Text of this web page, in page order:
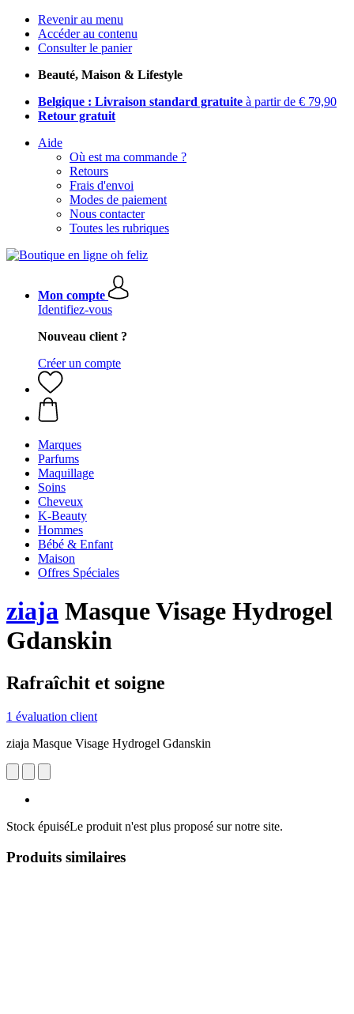
Revenir au menu
Accéder au contenu
Consulter le panier
Beauté, Maison & Lifestyle
Belgique : Livraison standard gratuite à partir de € 79,90
Retour gratuit
Aide
Où est ma commande ?
Retours
Frais d'envoi
Modes de paiement
Nous contacter
Toutes les rubriques
Mon compte
Identifiez-vous
Nouveau client ?
Créer un compte
Marques
Parfums
Maquillage
Soins
Cheveux
K-Beauty
Hommes
Bébé & Enfant
Maison
Offres Spéciales
ziaja Masque Visage Hydrogel
Gdanskin
Rafraîchit et soigne
1 évaluation client
ziaja Masque Visage Hydrogel Gdanskin
Stock épuiséLe produit n'est plus proposé sur notre site.
Produits similaires